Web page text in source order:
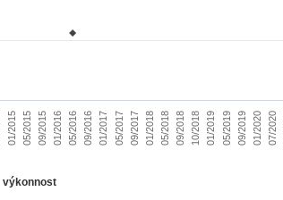
výkonnost
01/2015 05/2015 09/2015 01/2016 05/2016 09/2016 01/2017 05/2017 09/2017 01/2018 05/2018 09/2018 10/2018 01/2019 05/2019 09/2019 01/2020 07/2020